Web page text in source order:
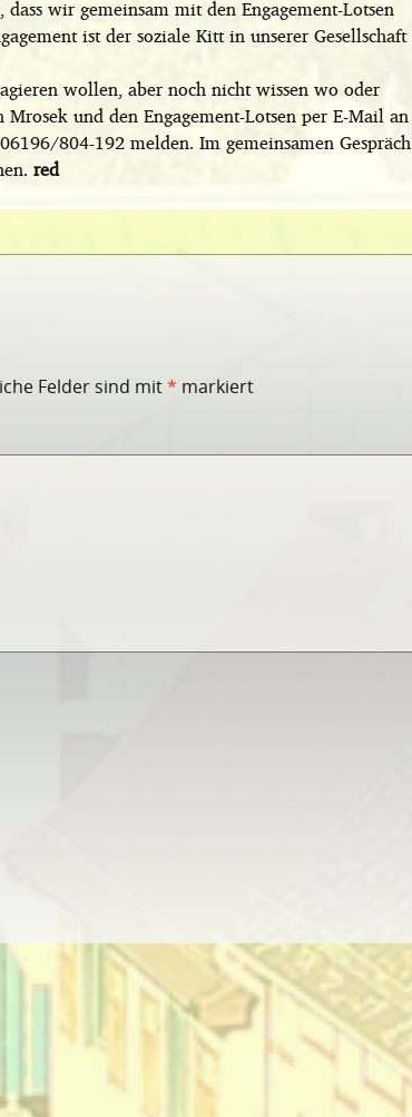
wir gemeinsam mit den Engagement-Lotsen
ist der soziale Kitt in unserer Gesellschaft
wollen, aber noch nicht wissen wo oder
und den Engagement-Lotsen per E-Mail an
804-192 melden. Im gemeinsamen Gespräch
red
Felder sind mit* markiert